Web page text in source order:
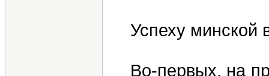
Успеху минской
Во-первых, на